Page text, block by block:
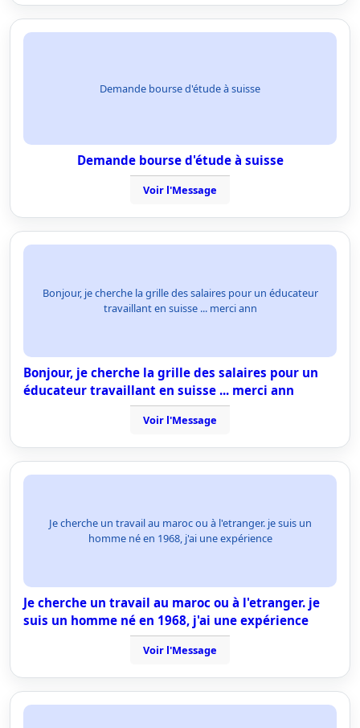
Demande bourse d'étude à suisse
Demande bourse d'étude à suisse
Voir l'Message
Bonjour, je cherche la grille des salaires pour un éducateur
travaillant en suisse ... merci ann
Bonjour, je cherche la grille des salaires pour un
éducateur travaillant en suisse ... merci ann
Voir l'Message
Je cherche un travail au maroc ou à l'etranger. je suis un
homme né en 1968, j'ai une expérience
Je cherche un travail au maroc ou à l'etranger. je
suis un homme né en 1968, j'ai une expérience
Voir l'Message